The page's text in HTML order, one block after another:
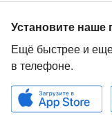
Установите наше
Ещё быстрее и
в телефоне.